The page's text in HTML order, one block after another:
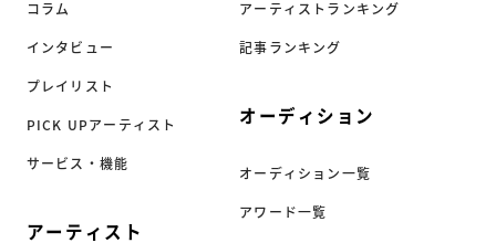
コラム
インタビュー
プレイリスト
PICK UPアーティスト
サービス・機能
アーティスト
アーティストランキング
記事ランキング
オーディション
オーディション一覧
アワード一覧